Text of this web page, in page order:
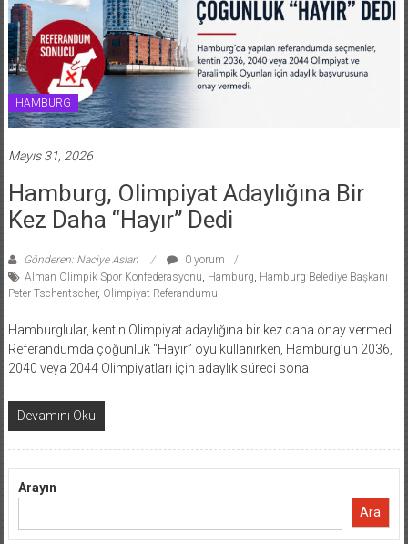
HAMBURG
Mayıs 31, 2026
Hamburg, Olimpiyat Adaylığına Bir
Kez Daha “Hayır” Dedi
Gönderen: Naciye Aslan
0 yorum
Alman Olimpik Spor Konfederasyonu Hamburg Hamburg Belediye Başkanı
Peter Tschentscher, Olimpiyat Referandumu
Hamburglular, kentin Olimpiyat adaylığına bir kez daha onay vermedi.
Referandumda çoğunluk “Hayır” oyu kullanırken, Hamburg’un 2036,
2040 veya 2044 Olimpiyatları için adaylık süreci sona
Devamını Oku
Arayın
Ara